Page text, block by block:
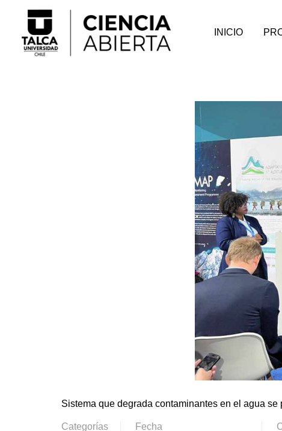
INICIO
Sistema que degrada contaminantes en el agua se
Categorías
Fecha